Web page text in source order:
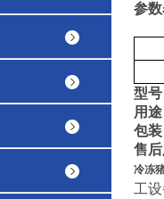
参数
型号
用途
包装
售后
冷冻
工设